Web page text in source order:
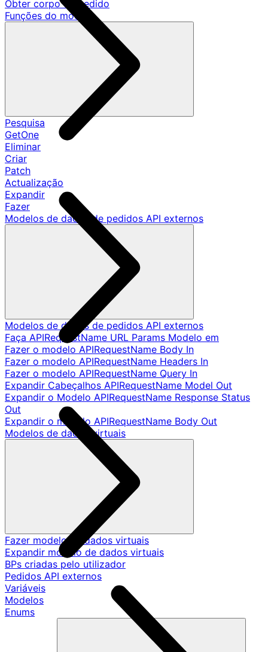
Obter corpo de pedido
Funções do modelo
Pesquisa
GetOne
Eliminar
Criar
Patch
Actualização
Expandir
Fazer
Modelos de dados de pedidos API externos
Modelos de dados de pedidos API externos
Faça APIRequestName URL Params Modelo em
Fazer o modelo APIRequestName Body In
Fazer o modelo APIRequestName Headers In
Fazer o modelo APIRequestName Query In
Expandir Cabeçalhos APIRequestName Model Out
Expandir o Modelo APIRequestName Response Status
Out
Expandir o modelo APIRequestName Body Out
Modelos de dados virtuais
Fazer modelo de dados virtuais
Expandir modelo de dados virtuais
BPs criadas pelo utilizador
Pedidos API externos
Variáveis
Modelos
Enums